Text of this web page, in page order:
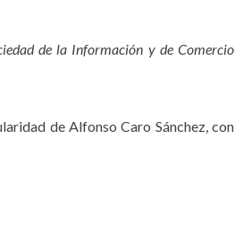
de la Información y de Comercio
de Alfonso Caro Sánchez, con